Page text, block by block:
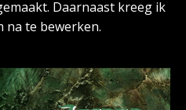
Daarnaast kreeg ik
na te bewerken.